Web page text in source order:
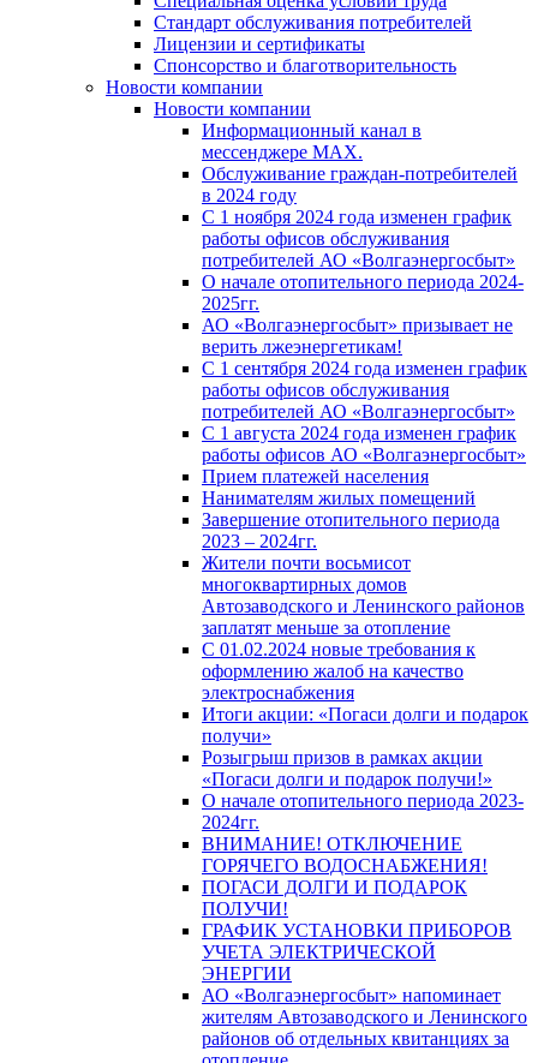
Стандарт обслуживания потребителей
Лицензии и сертификаты
Спонсорство и благотворительность
Новости компании
Новости компании
Информационный канал в
мессенджере MAX.
Обслуживание граждан-потребителей
в 2024 году
С 1 ноября 2024 года изменен график
работы офисов обслуживания
потребителей АО «Волгаэнергосбыт»
О начале отопительного периода 2024-
2025гг.
АО «Волгаэнергосбыт» призывает не
верить лжеэнергетикам!
С 1 сентября 2024 года изменен график
работы офисов обслуживания
потребителей АО «Волгаэнергосбыт»
С 1 августа 2024 года изменен график
работы офисов АО «Волгаэнергосбыт»
Прием платежей населения
Нанимателям жилых помещений
Завершение отопительного периода
2023 – 2024гг.
Жители почти восьмисот
многоквартирных домов
Автозаводского и Ленинского районов
заплатят меньше за отопление
С 01.02.2024 новые требования к
оформлению жалоб на качество
электроснабжения
Итоги акции: «Погаси долги и подарок
получи»
Розыгрыш призов в рамках акции
«Погаси долги и подарок получи!»
О начале отопительного периода 2023-
2024гг.
ВНИМАНИЕ! ОТКЛЮЧЕНИЕ
ГОРЯЧЕГО ВОДОСНАБЖЕНИЯ!
ПОГАСИ ДОЛГИ И ПОДАРОК
ПОЛУЧИ!
ГРАФИК УСТАНОВКИ ПРИБОРОВ
УЧЕТА ЭЛЕКТРИЧЕСКОЙ
ЭНЕРГИИ
АО «Волгаэнергосбыт» напоминает
жителям Автозаводского и Ленинского
районов об отдельных квитанциях за